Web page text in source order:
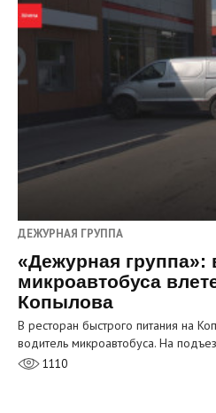
ДЕЖУРНАЯ ГРУППА
«Дежурная группа»:
микроавтобуса
Копылова
В ресторан быстрого питания на
водитель микроавтобуса. На
1110